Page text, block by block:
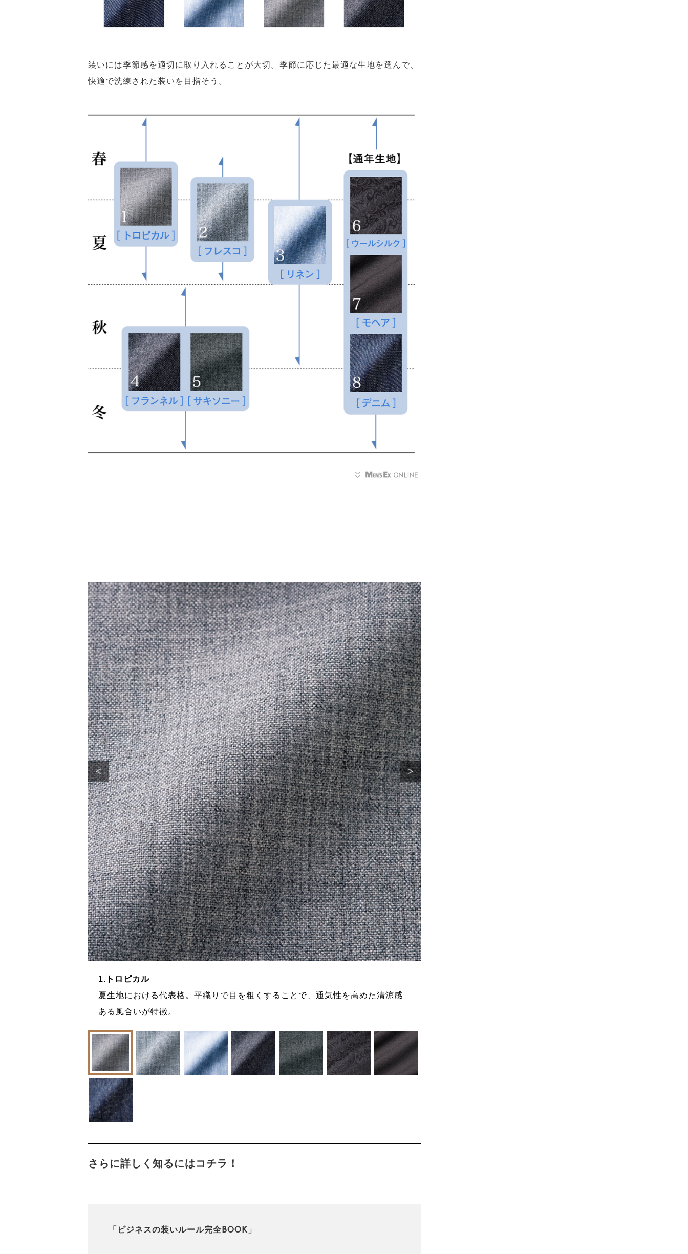
装いには季節感を適切に取り入れることが大切。季節に応じた最適な生地を選んで、
快適で洗練された装いを目指そう。
1.トロピカル
夏生地における代表格。平織りで目を粗くすることで、通気性を高めた清涼感
ある風合いが特徴。
さらに詳しく知るにはコチラ！
「ビジネスの装いルール完全BOOK」